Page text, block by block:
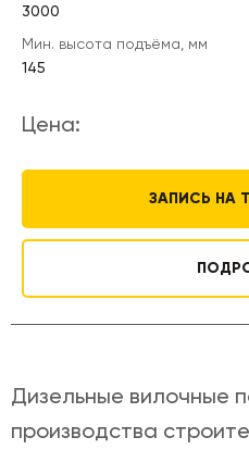
3000
Мин. высота подъёма, мм
145
Цена:
ЗАПИСЬ НА
Дизельные вилочные
производства